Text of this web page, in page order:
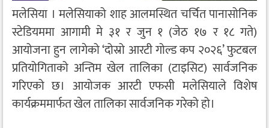
मलेसिया । मलेसियाको शाह आलमस्थित चर्चित पानासोनिक
स्टेडियममा आगामी मे ३१ र जुन १ (जेठ १७ र १८ गते)
आयोजना हुन लागेको ‘दोस्रो आरटी गोल्ड कप २०२६’ फुटबल
प्रतियोगिताको अन्तिम खेल तालिका (टाइसिट) सार्वजनिक
गरिएको छ। आयोजक आरटी एफसी मलेसियाले विशेष
कार्यक्रममार्फत खेल तालिका सार्वजनिक गरेको हो।